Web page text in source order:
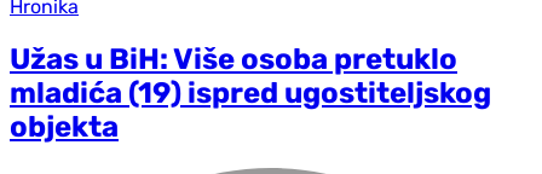
Hronika
Užas u BiH: Više osoba pretuklo
mladića (19) ispred ugostiteljskog
objekta